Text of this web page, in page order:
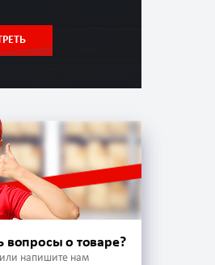
вопросы о товаре?
напишите нам